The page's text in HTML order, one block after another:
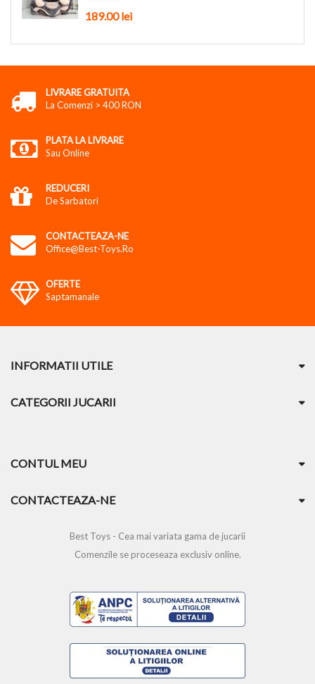
189.00 lei
LIVRARE GRATUITA
La Comenzi > 400 RON
PLATA LA LIVRARE
Sau Online
REDUCERI
De Sarbatori
CONTACTEAZA-NE
Office@best-Toys.ro
OFERTE
Saptamanale
INFORMATII UTILE
CATEGORII JUCARII
CONTUL MEU
CONTACTEAZA-NE
Best Toys - Cea mai variata gama de jucarii
Comenzile se proceseaza exclusiv online.